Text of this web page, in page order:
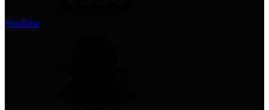
YouTube